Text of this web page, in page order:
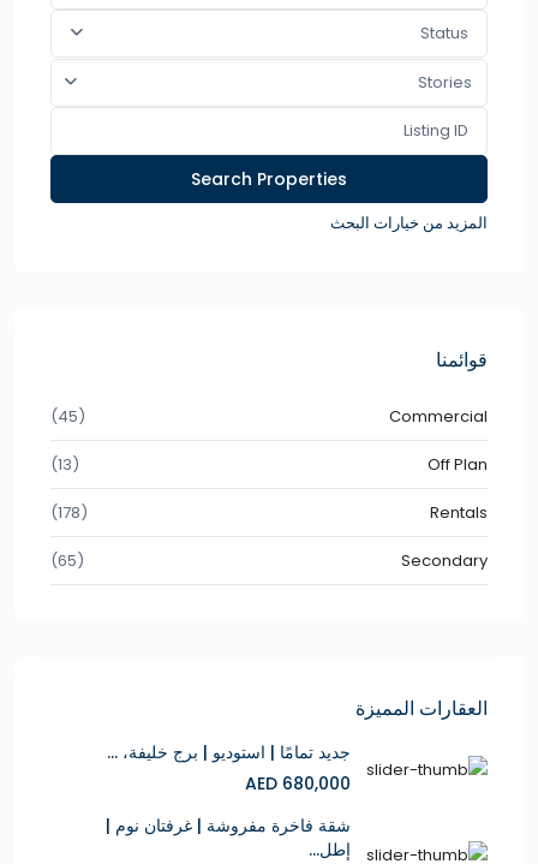
Status
Stories
المزيد من خيارات البحث
قوائمنا
Commercial
(45)
Off Plan
(13)
Rentals
(178)
Secondary
(65)
العقارات المميزة
جديد تمامًا | استوديو | برج خليفة، ...
680,000 AED
شقة فاخرة مفروشة | غرفتان نوم |
إطل...